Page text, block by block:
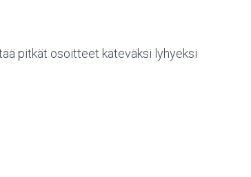
pitkät osoitteet käteväksi lyhyeksi